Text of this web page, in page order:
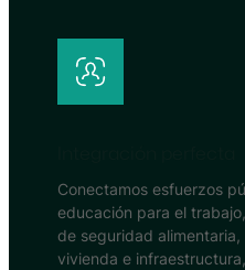
Conectamos esfuerzos
educación para el
de seguridad
vivienda e